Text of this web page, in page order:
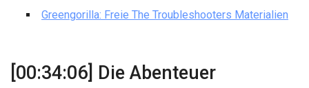
Greengorilla: Freie The Troubleshooters Materialien
[00:34:06] Die Abenteuer